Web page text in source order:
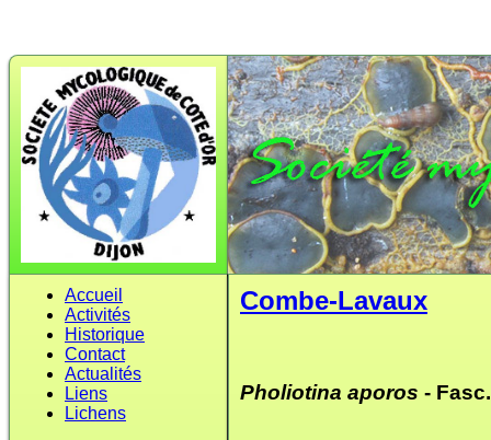
Accueil
Activités
Historique
Contact
Actualités
Liens
Lichens
Combe-Lavaux
Pholiotina aporos -